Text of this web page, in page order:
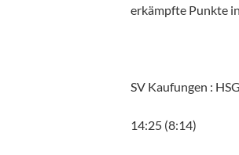
erkämpfte Punkte
SV Kaufungen :
14:25 (8:14)